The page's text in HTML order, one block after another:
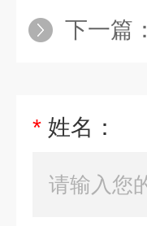
下一篇：
* 姓名：